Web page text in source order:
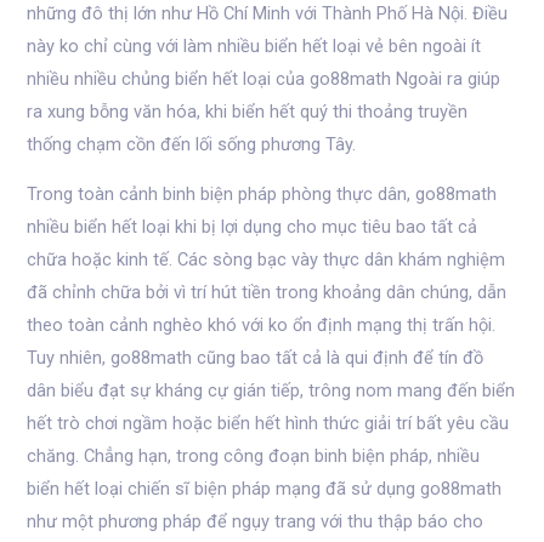
những đô thị lớn như Hồ Chí Minh với Thành Phố Hà Nội. Điều
này ko chỉ cùng với làm nhiều biển hết loại vẻ bên ngoài ít
nhiều nhiều chủng biển hết loại của go88math Ngoài ra giúp
ra xung bỗng văn hóa, khi biển hết quý thi thoảng truyền
thống chạm cồn đến lối sống phương Tây.
Trong toàn cảnh binh biện pháp phòng thực dân, go88math
nhiều biển hết loại khi bị lợi dụng cho mục tiêu bao tất cả
chữa hoặc kinh tế. Các sòng bạc vày thực dân khám nghiệm
đã chỉnh chữa bởi vì trí hút tiền trong khoảng dân chúng, dẫn
theo toàn cảnh nghèo khó với ko ổn định mạng thị trấn hội.
Tuy nhiên, go88math cũng bao tất cả là qui định để tín đồ
dân biểu đạt sự kháng cự gián tiếp, trông nom mang đến biển
hết trò chơi ngầm hoặc biển hết hình thức giải trí bất yêu cầu
chăng. Chẳng hạn, trong công đoạn binh biện pháp, nhiều
biển hết loại chiến sĩ biện pháp mạng đã sử dụng go88math
như một phương pháp để ngụy trang với thu thập báo cho